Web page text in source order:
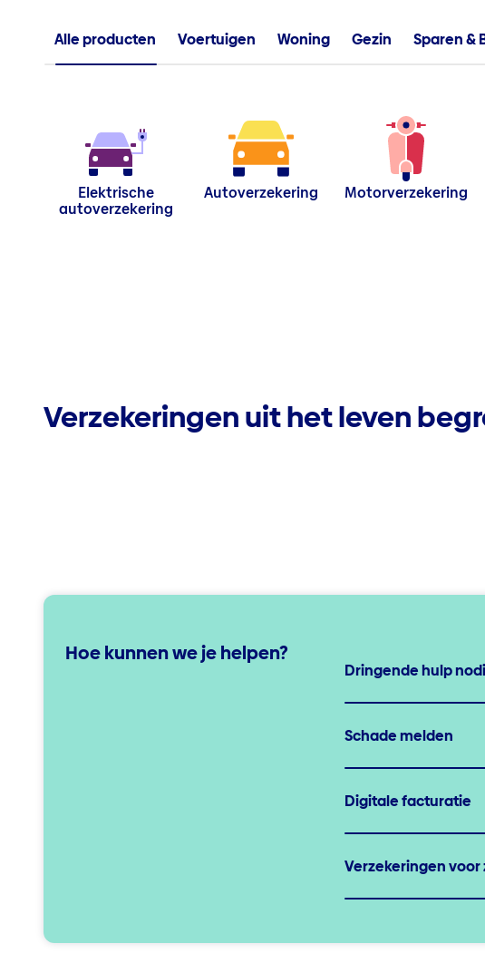
Alle producten Voertuigen Woning Gezin Sparen &
Elektrische
autoverzekering
Autoverzekering Motorverzekering
Verzekeringen uit het leven
Hoe kunnen we je helpen?
Dringende hulp
Schade melden
Digitale facturatie
Verzekeringen